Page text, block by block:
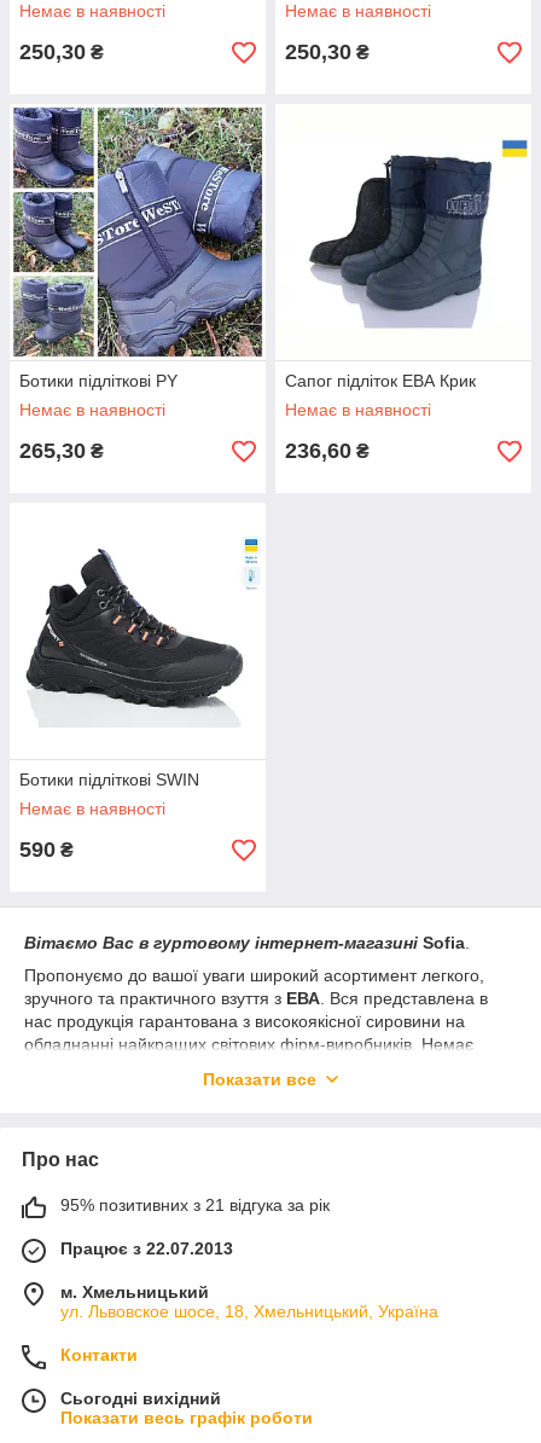
Немає в наявності
250,30 ₴
Немає в наявності
250,30 ₴
Ботики підліткові PY
Немає в наявності
265,30 ₴
Cапог підліток ЕВА Крик
Немає в наявності
236,60 ₴
Ботики підліткові SWIN
Немає в наявності
590 ₴
Вітаємо Вас в гуртовому інтернет-магазині Sofia
Пропонуємо до вашої уваги широкий асортимент легкого,
зручного та практичного взуття з ЕВА . Вся представлена в
нас продукція гарантована з високоякісної сировини на
обладнанні найкращих світових фірм-виробників. Немає
інтернет-магазиніSofia й отримати масу
кількостях. Використовується новий сучасний екологічно
пошкоджень. Асортимент продукції представлений
сучасними моделями повсякденного взуття для жінок, від
торгових марок України .
Замовлення можна зробити:
через кошик, письмовий на пошту, по телефону які є в
контактах.
повідомлення на електронну пошту або СМС із сумою й
реквізитами оплати.
Показати все
Про нас
95% позитивних з 21 відгука за рік
Працює з 22.07.2013
м. Хмельницький
ул. Львовское шосе, 18, Хмельницький, Україна
Контакти
Сьогодні вихідний
Показати весь графік роботи